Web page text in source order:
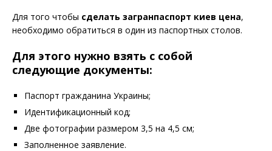
Для того чтобы сделать загранпаспорт киев цена,
необходимо обратиться в один из паспортных столов.
Для этого нужно взять с собой
следующие документы:
Паспорт гражданина Украины;
Идентификационный код;
Две фотографии размером 3,5 на 4,5 см;
Заполненное заявление.